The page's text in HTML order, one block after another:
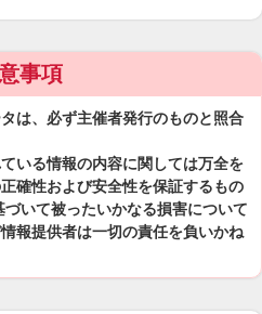
事項
は、必ず主催者発行のものと照合
いる情報の内容に関しては万全を
確性および安全性を保証するもの
いて被ったいかなる損害について
報提供者は一切の責任を負いかね